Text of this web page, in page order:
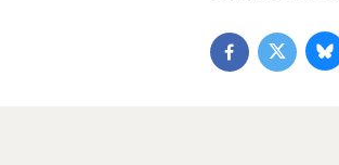
FacebookTwitter